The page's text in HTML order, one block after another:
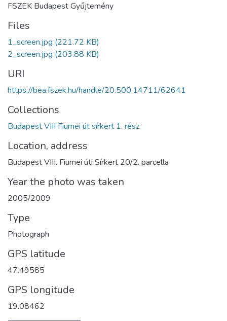
FSZEK Budapest Gyűjtemény
Files
1_screen.jpg (221.72 KB)
2_screen.jpg (203.88 KB)
URI
https://bea.fszek.hu/handle/20.500.14711/62641
Collections
Budapest VIII Fiumei út sírkert 1. rész
Location, address
Budapest VIII. Fiumei úti Sírkert 20/2. parcella
Year the photo was taken
2005/2009
Type
Photograph
GPS latitude
47.49585
GPS longitude
19.08462